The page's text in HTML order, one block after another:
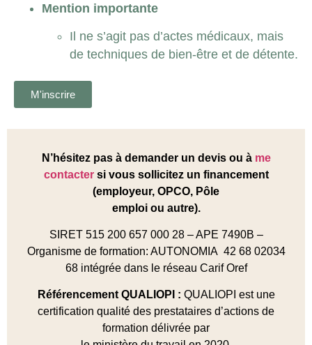
Mention importante
Il ne s’agit pas d’actes médicaux, mais
de techniques de bien-être et de détente.
M'inscrire
N’hésitez pas à demander un devis ou à me
contactersi vous sollicitez un financement
(employeur, OPCO, Pôle
emploi ou autre).
SIRET 515 200 657 000 28 – APE 7490B –
Organisme de formation: AUTONOMIA 42 68 02034
68 intégrée dans le réseau Carif Oref
Référencement QUALIOPI : QUALIOPI est une
certification qualité des prestataires d’actions de
formation délivrée par